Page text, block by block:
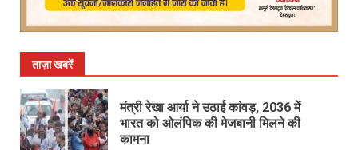
ताज़ा खबरें
मंत्री रेखा आर्या ने उठाई कांवड़, 2036 में
भारत को ओलंपिक की मेजबानी मिलने की
कामना